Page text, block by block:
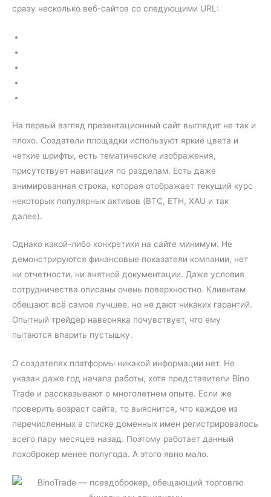
сразу несколько веб-сайтов со следующими URL:
На первый взгляд презентационный сайт выглядит не так и
плохо. Создатели площадки используют яркие цвета и
четкие шрифты, есть тематические изображения,
присутствует навигация по разделам. Есть даже
анимированная строка, которая отображает текущий курс
некоторых популярных активов (BTC, ETH, XAU и так
далее).
Однако какой-либо конкретики на сайте минимум. Не
демонстрируются финансовые показатели компании, нет
ни отчетности, ни внятной документации. Даже условия
сотрудничества описаны очень поверхностно. Клиентам
обещают всё самое лучшее, но не дают никаких гарантий.
Опытный трейдер наверняка почувствует, что ему
пытаются впарить пустышку.
О создателях платформы никакой информации нет. Не
указан даже год начала работы, хотя представители Bino
Trade и рассказывают о многолетнем опыте. Если же
проверить возраст сайта, то выяснится, что каждое из
перечисленных в списке доменных имен регистрировалось
всего пару месяцев назад. Поэтому работает данный
лохоброкер менее полугода. А этого явно мало.